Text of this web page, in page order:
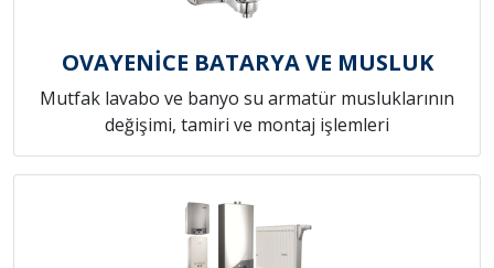
OVAYENİCE BATARYA VE MUSLUK
Mutfak lavabo ve banyo su armatür musluklarının
değişimi, tamiri ve montaj işlemleri